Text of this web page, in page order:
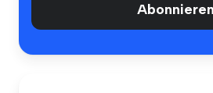
Abonnieren